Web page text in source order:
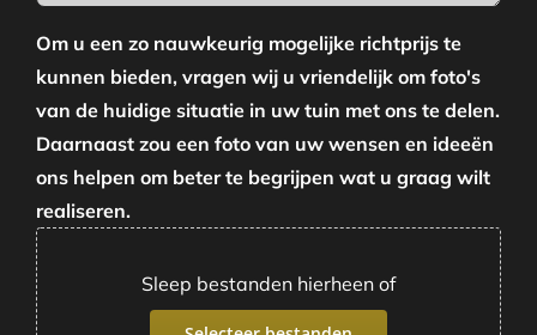
Om u een zo nauwkeurig mogelijke richtprijs te
kunnen bieden, vragen wij u vriendelijk om foto's
van de huidige situatie in uw tuin met ons te delen.
Daarnaast zou een foto van uw wensen en ideeën
ons helpen om beter te begrijpen wat u graag wilt
realiseren.
Sleep bestanden hierheen of